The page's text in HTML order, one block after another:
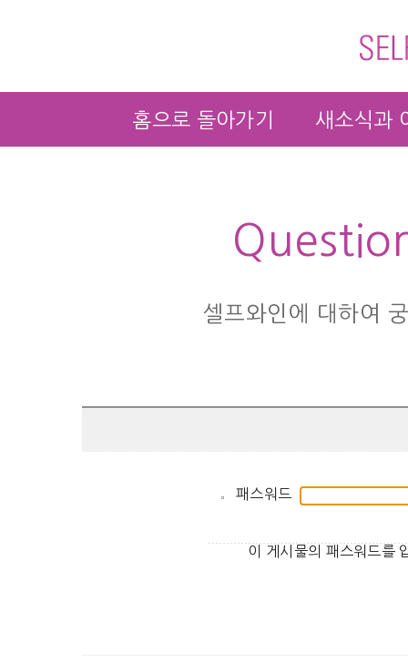
홈으로 돌아가기 새소식과
셀프와인에 대하여
패스워드
이 게시물의 패스워드를